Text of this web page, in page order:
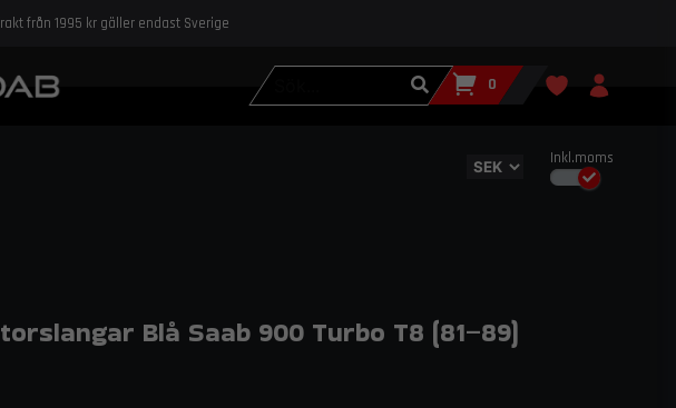
från 1995 kr gäller endast Sverige
Inkl.moms
0
Blå Saab 900 Turbo T8 (81–89)